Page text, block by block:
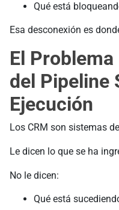
Qué está
Esa desconexión es
El
del Pipeline
Ejecución
Los CRM son sistemas
Le dicen lo que se ha
No le dicen:
Qué está